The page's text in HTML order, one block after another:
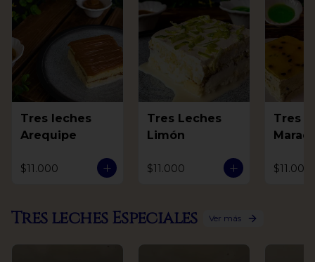
Tres leches
Arequipe
$11.000
Tres Leches
Limón
$11.000
Tres
$11.000
Tres leches Especiales Ver más